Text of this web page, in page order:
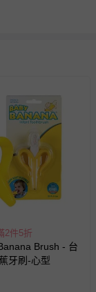
2件5折
Brush - 台
牙刷-心型